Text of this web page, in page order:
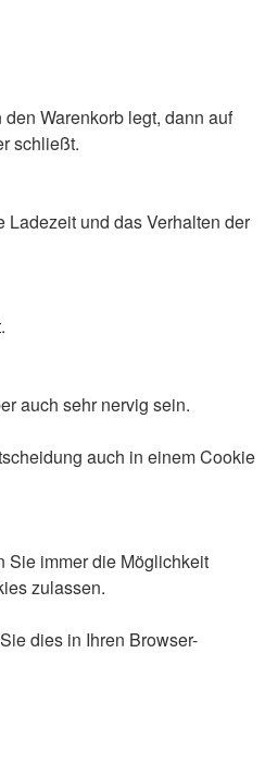
Warenkorb legt, dann auf
schließt.
und das Verhalten der
auch sehr nervig sein.
auch in einem Cookie
Sie immer die Möglichkeit
zulassen.
dies in Ihren Browser-